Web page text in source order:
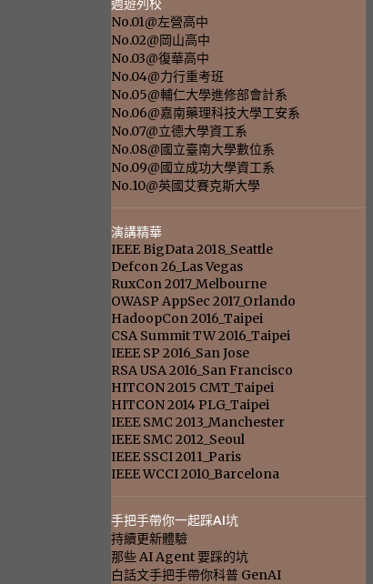
週遊列校
No.01@左營高中
No.02@岡山高中
No.03@復華高中
No.04@力行重考班
No.05@輔仁大學進修部會計系
No.06@嘉南藥理科技大學工安系
No.07@立德大學資工系
No.08@國立臺南大學數位系
No.09@國立成功大學資工系
No.10@英國艾賽克斯大學
演講精華
IEEE BigData 2018_Seattle
Defcon 26_Las Vegas
RuxCon 2017_Melbourne
OWASP AppSec 2017_Orlando
HadoopCon 2016_Taipei
CSA Summit TW 2016_Taipei
IEEE SP 2016_San Jose
RSA USA 2016_San Francisco
HITCON 2015 CMT_Taipei
HITCON 2014 PLG_Taipei
IEEE SMC 2013_Manchester
IEEE SMC 2012_Seoul
IEEE SSCI 2011_Paris
IEEE WCCI 2010_Barcelona
手把手帶你一起踩AI坑
持續更新體驗
那些 AI Agent 要踩的坑
白話文手把手帶你科普 GenAI